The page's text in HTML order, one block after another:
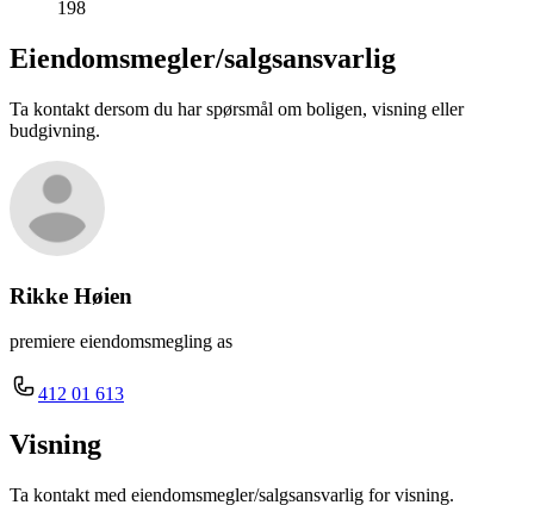
198
Eiendomsmegler/salgsansvarlig
Ta kontakt dersom du har spørsmål om boligen, visning eller
budgivning.
Rikke Høien
premiere eiendomsmegling as
412 01 613
Visning
Ta kontakt med eiendomsmegler/salgsansvarlig for visning.